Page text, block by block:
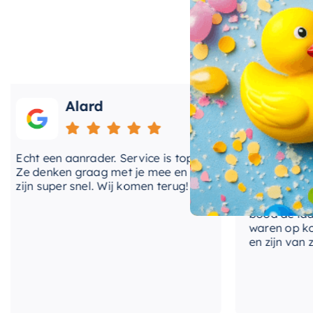
eenvoudige bediening. Of u nu een bad neemt of
omsteltechnologie zorgt voor een naadloze
gaat de duurzaamheid van het materiaal hand in
kunt genieten van een product dat niet alleen goed
De installatie is eenvoudig, waardoor u de
gemakkelijk te transformeren. Met deHotbath
functioneel sanitairproduct, maar tilt u ook het
hoger niveau. Maak van uw badkamer een ruimte
stijlvolle en efficiënte Hotbath Cobber Omstelkraan.
Alard
een aanrader. Service is top!
denken graag met je mee en
super snel. Wij komen terug!
Roos
Onlangs heb ik
kranen van
BadenVloer. Ik
prijzen
bood de
waren op
en zijn van